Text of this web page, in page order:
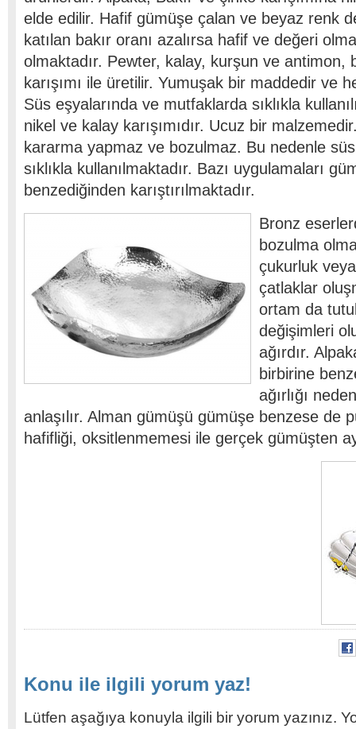
elde edilir. Hafif gümüşe çalan ve beyaz renk
katılan bakır oranı azalırsa hafif ve değeri
olmaktadır. Pewter, kalay, kurşun ve antimon,
karışımı ile üretilir. Yumuşak bir maddedir ve
Süs eşyalarında ve mutfaklarda sıklıkla
nikel ve kalay karışımıdır. Ucuz bir
kararma yapmaz ve bozulmaz. Bu nedenle
sıklıkla kullanılmaktadır. Bazı uygulamaları
benzediğinden karıştırılmaktadır.
Bronz
bozulma
çukurluk
çatlaklar
ortam da
değişimleri
ağırdır.
birbirine
ağırlığı
anlaşılır. Alman gümüşü gümüşe benzese de
hafifliği, oksitlenmemesi ile gerçek gümüşten
Konu ile ilgili yorum yaz!
Lütfen aşağıya konuyla ilgili bir yorum yazınız.